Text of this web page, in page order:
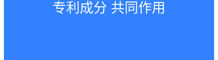
专利成分 共同作用